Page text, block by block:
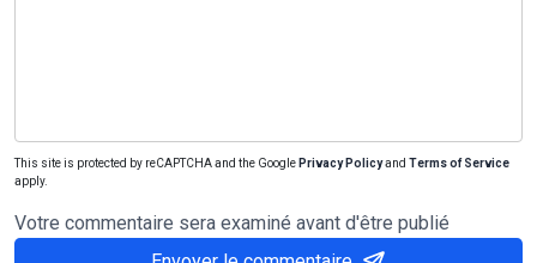
This site is protected by reCAPTCHA and the Google Privacy Policyand Terms of Service
apply.
Votre commentaire sera examiné avant d'être publié